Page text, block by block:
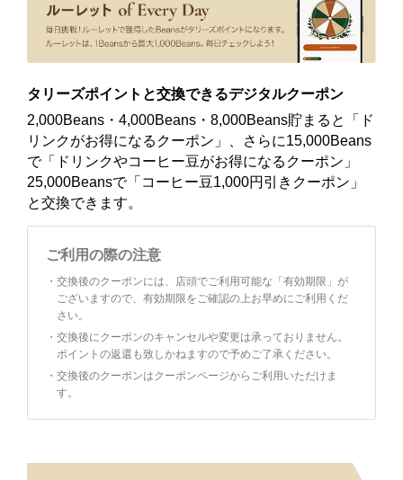
タリーズポイントと交換できるデジタルクーポン
2,000Beans・4,000Beans・8,000Beans貯まると「ド
リンクがお得になるクーポン」、さらに15,000Beans
で「ドリンクやコーヒー豆がお得になるクーポン」
25,000Beansで「コーヒー豆1,000円引きクーポン」
と交換できます。
ご利用の際の注意
・交換後のクーポンには、店頭でご利用可能な「有効期限」が
ございますので、有効期限をご確認の上お早めにご利用くだ
さい。
・交換後にクーポンのキャンセルや変更は承っておりません。
ポイントの返還も致しかねますので予めご了承ください。
・交換後のクーポンはクーポンページからご利用いただけま
す。